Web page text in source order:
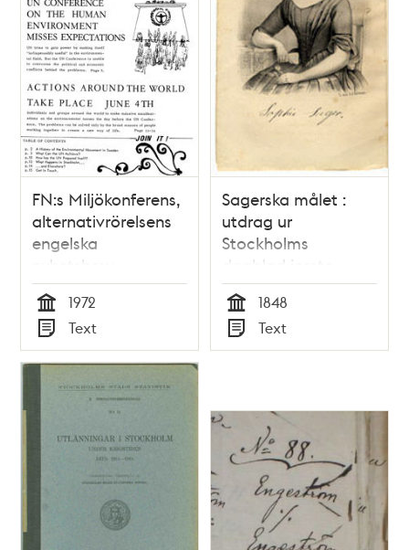
FN:s Miljökonferens,
alternativrörelsens
engelska
nyhetsbrev.
Tid
1972
Typ
Text
Sagerska målet :
utdrag ur
Stockholms
dagblad jemte
förord och tillägg af
Sophie Sager
Tid
1848
Typ
Text